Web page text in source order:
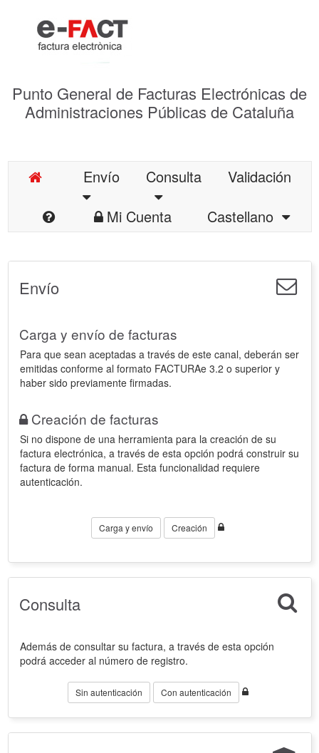
Punto General de Facturas Electrónicas de
Administraciones Públicas de Cataluña
Envío Consulta
Validación
Mi Cuenta
Castellano
Envío
Carga y envío de facturas
Para que sean aceptadas a través de este canal, deberán ser
emitidas conforme al formato FACTURAe 3.2 o superior y
haber sido previamente firmadas.
Creación de facturas
Si no dispone de una herramienta para la creación de su
factura electrónica, a través de esta opción podrá construir su
factura de forma manual. Esta funcionalidad requiere
autenticación.
Carga y envío Creación
Consulta
Además de consultar su factura, a través de esta opción
podrá acceder al número de registro.
Sin autenticación Con autenticación